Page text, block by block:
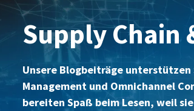
Supply Chain
Unsere Blogbeiträge unterstützen
Management und Omnichannel
bereiten Spaß beim Lesen, weil